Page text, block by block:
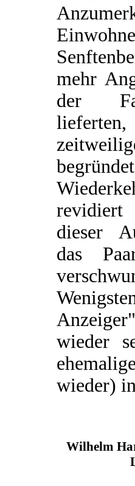
mehr
der
revidiert
dieser
das
wieder
wieder)
Wilhelm